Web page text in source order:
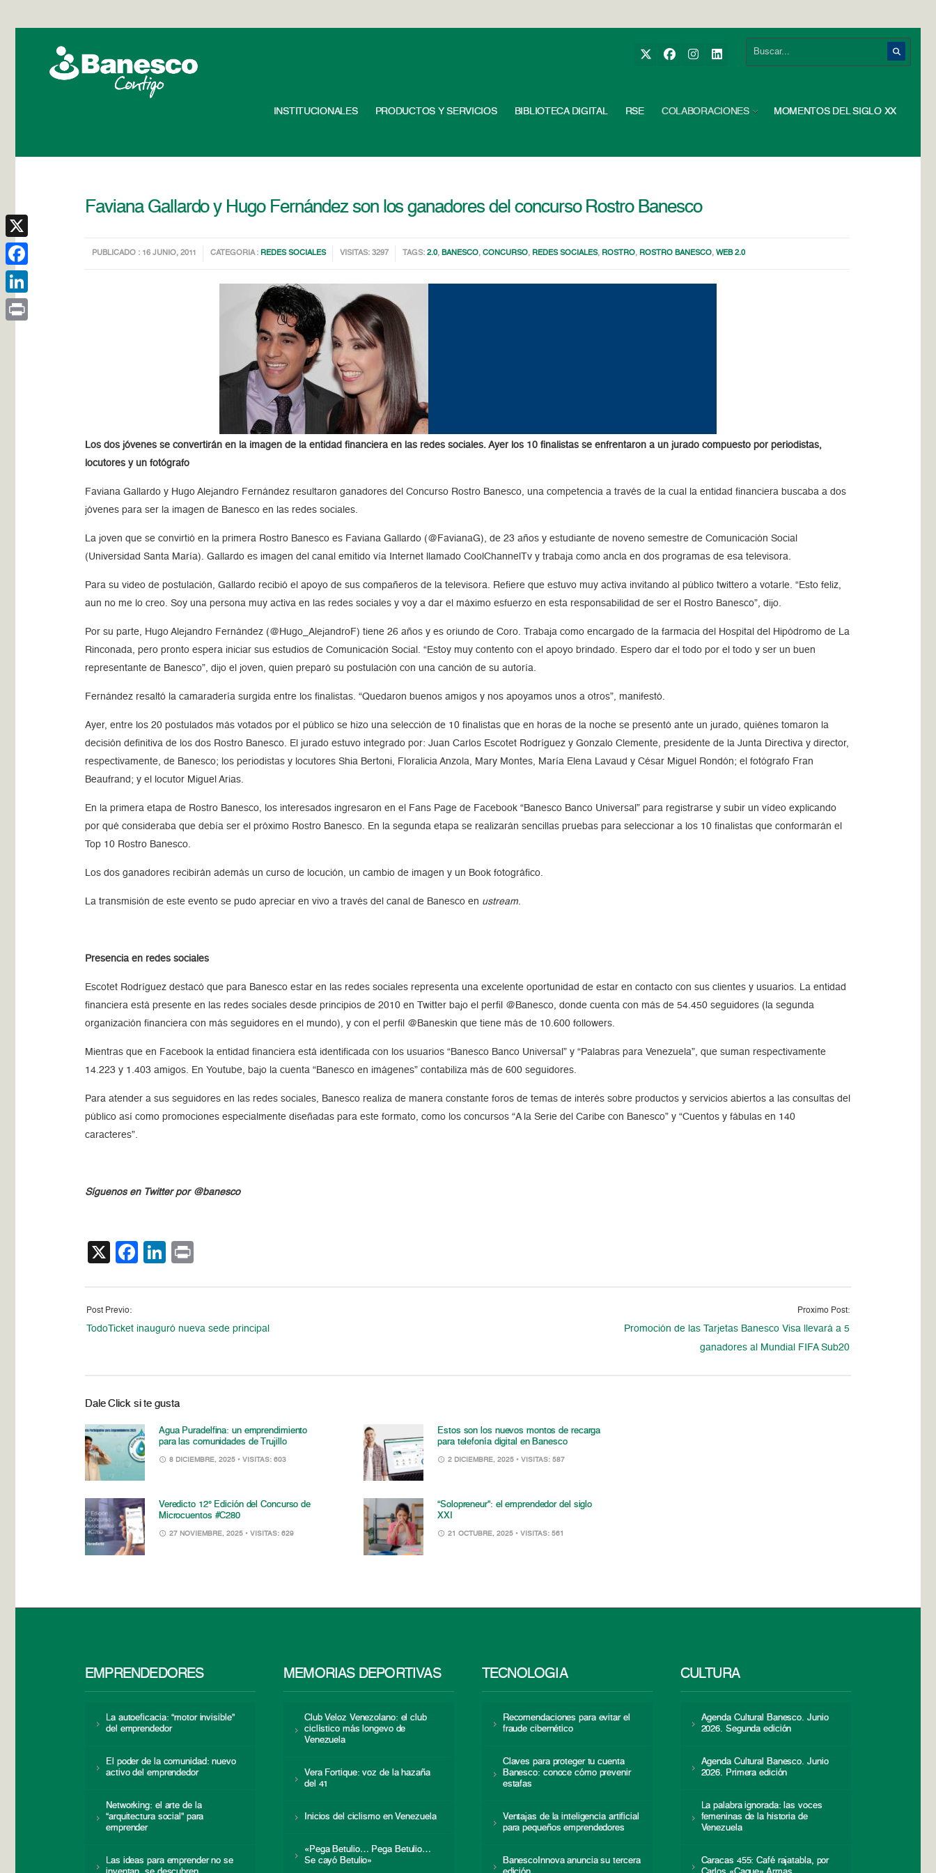
INSTITUCIONALES PRODUCTOS Y SERVICIOS BIBLIOTECA DIGITAL RSE COLABORACIONES MOMENTOS DEL SIGLO XX
Faviana Gallardo y Hugo Fernández son los ganadores del concurso Rostro Banesco
PUBLICADO : 16 JUNIO, 2011 CATEGORIA : REDES SOCIALES VISITAS: 3297 TAGS:2.0, BANESCO,CONCURSO, REDES SOCIALES, ROSTRO, ROSTRO BANESCO,WEB 2.0
Los dos jóvenes se convertirán en la imagen de la entidad financiera en las redes sociales. Ayer los 10 finalistas se enfrentaron a un jurado compuesto por periodistas,
locutores y un fotógrafo
Faviana Gallardo y Hugo Alejandro Fernández resultaron ganadores del Concurso Rostro Banesco, una competencia a través de la cual la entidad financiera buscaba a dos
jóvenes para ser la imagen de Banesco en las redes sociales.
La joven que se convirtió en la primera Rostro Banesco es Faviana Gallardo (@FavianaG), de 23 años y estudiante de noveno semestre de Comunicación Social
(Universidad Santa María). Gallardo es imagen del canal emitido vía Internet llamado CoolChannelTv y trabaja como ancla en dos programas de esa televisora.
Para su video de postulación, Gallardo recibió el apoyo de sus compañeros de la televisora. Refiere que estuvo muy activa invitando al público twittero a votarle. “Esto feliz,
aun no me lo creo. Soy una persona muy activa en las redes sociales y voy a dar el máximo esfuerzo en esta responsabilidad de ser el Rostro Banesco”, dijo.
Por su parte, Hugo Alejandro Fernández (@Hugo_AlejandroF) tiene 26 años y es oriundo de Coro. Trabaja como encargado de la farmacia del Hospital del Hipódromo de La
Rinconada, pero pronto espera iniciar sus estudios de Comunicación Social. “Estoy muy contento con el apoyo brindado. Espero dar el todo por el todo y ser un buen
representante de Banesco”, dijo el joven, quien preparó su postulación con una canción de su autoría.
Fernández resaltó la camaradería surgida entre los finalistas. “Quedaron buenos amigos y nos apoyamos unos a otros”, manifestó.
Ayer, entre los 20 postulados más votados por el público se hizo una selección de 10 finalistas que en horas de la noche se presentó ante un jurado, quiénes tomaron la
decisión definitiva de los dos Rostro Banesco. El jurado estuvo integrado por: Juan Carlos Escotet Rodríguez y Gonzalo Clemente, presidente de la Junta Directiva y director,
respectivamente, de Banesco; los periodistas y locutores Shia Bertoni, Floralicia Anzola, Mary Montes, María Elena Lavaud y César Miguel Rondón; el fotógrafo Fran
Beaufrand; y el locutor Miguel Arias.
En la primera etapa de Rostro Banesco, los interesados ingresaron en el Fans Page de Facebook “Banesco Banco Universal” para registrarse y subir un vídeo explicando
por qué consideraba que debía ser el próximo Rostro Banesco. En la segunda etapa se realizarán sencillas pruebas para seleccionar a los 10 finalistas que conformarán el
Top 10 Rostro Banesco.
Los dos ganadores recibirán además un curso de locución, un cambio de imagen y un Book fotográfico.
La transmisión de este evento se pudo apreciar en vivo a través del canal de Banesco en ustream.
Presencia en redes sociales
Escotet Rodríguez destacó que para Banesco estar en las redes sociales representa una excelente oportunidad de estar en contacto con sus clientes y usuarios. La entidad
financiera está presente en las redes sociales desde principios de 2010 en Twitter bajo el perfil @Banesco, donde cuenta con más de 54.450 seguidores (la segunda
organización financiera con más seguidores en el mundo), y con el perfil @Baneskin que tiene más de 10.600 followers.
Mientras que en Facebook la entidad financiera está identificada con los usuarios “Banesco Banco Universal” y “Palabras para Venezuela”, que suman respectivamente
14.223 y 1.403 amigos. En Youtube, bajo la cuenta “Banesco en imágenes” contabiliza más de 600 seguidores.
Para atender a sus seguidores en las redes sociales, Banesco realiza de manera constante foros de temas de interés sobre productos y servicios abiertos a las consultas del
público así como promociones especialmente diseñadas para este formato, como los concursos “A la Serie del Caribe con Banesco” y “Cuentos y fábulas en 140
caracteres”.
Síguenos en Twitter por @banesco
X Facebook
LinkedIn
Post Previo:
TodoTicket inauguró nueva sede principal
Proximo Post:
Promoción de las Tarjetas Banesco Visa llevará a 5
ganadores al Mundial FIFA Sub20
Dale Click si te gusta
Agua Puradelfina: un emprendimiento
para las comunidades de Trujillo
8 DICIEMBRE, 2025 • VISITAS: 603
Estos son los nuevos montos de recarga
para telefonía digital en Banesco
2 DICIEMBRE, 2025 • VISITAS: 587
Veredicto 12° Edición del Concurso de
Microcuentos #C280
27 NOVIEMBRE, 2025 • VISITAS: 629
“Solopreneur”: el emprendedor del siglo
XXI
21 OCTUBRE, 2025 • VISITAS: 561
EMPRENDEDORES
La autoeficacia: “motor invisible”
del emprendedor
El poder de la comunidad: nuevo
activo del emprendedor
Networking: el arte de la
“arquitectura social” para
emprender
Las ideas para emprender no se
MEMORIAS DEPORTIVAS
Club Veloz Venezolano: el club
ciclístico más longevo de
Venezuela
Vera Fortique: voz de la hazaña
del 41
Inicios del ciclismo en Venezuela
«Pega Betulio… Pega Betulio…
Se cayó Betulio»
TECNOLOGÍA
Recomendaciones para evitar el
fraude cibernético
Claves para proteger tu cuenta
Banesco: conoce cómo prevenir
estafas
Ventajas de la inteligencia artificial
para pequeños emprendedores
BanescoInnova anuncia su tercera
CULTURA
Agenda Cultural Banesco. Junio
2026. Segunda edición
Agenda Cultural Banesco. Junio
2026. Primera edición
La palabra ignorada: las voces
femeninas de la historia de
Venezuela
Caracas 455: Café rajatabla, por
X
Facebook
LinkedIn